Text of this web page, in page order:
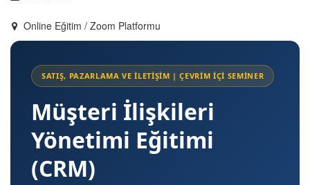
Online Eğitim / Zoom Platformu
SATIŞ, PAZARLAMA VE İLETİŞİM | ÇEVRİM İÇİ SEMİNER
Müşteri İlişkileri
Yönetimi Eğitimi
(CRM)